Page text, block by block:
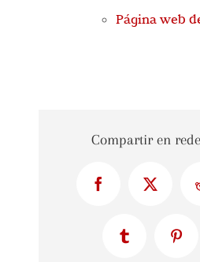
Página web
Compartir en
FacebookX
Tumblr